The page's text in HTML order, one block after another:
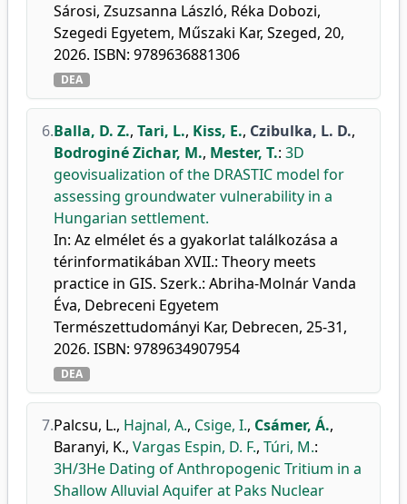
Sárosi, Zsuzsanna László, Réka Dobozi,
Szegedi Egyetem, Műszaki Kar, Szeged, 20,
2026. ISBN: 9789636881306
DEA
6.Balla, D. Z., Tari, L., Kiss, E., Czibulka, L. D.,
Bodroginé Zichar, M., Mester, T.: 3D
geovisualization of the DRASTIC model for
assessing groundwater vulnerability in a
Hungarian settlement.
In: Az elmélet és a gyakorlat találkozása a
térinformatikában XVII.: Theory meets
practice in GIS. Szerk.: Abriha-Molnár Vanda
Éva, Debreceni Egyetem
Természettudományi Kar, Debrecen, 25-31,
2026. ISBN: 9789634907954
DEA
7.Palcsu, L., Hajnal, A., Csige, I., Csámer, Á.,
Baranyi, K., Vargas Espin, D. F., Túri, M.:
3H/3He Dating of Anthropogenic Tritium in a
Shallow Alluvial Aquifer at Paks Nuclear